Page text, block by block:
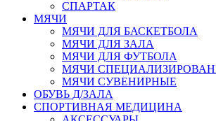
СПАРТАК
МЯЧИ
МЯЧИ ДЛЯ БАСКЕТБОЛА
МЯЧИ ДЛЯ ЗАЛА
МЯЧИ ДЛЯ ФУТБОЛА
МЯЧИ
МЯЧИ СУВЕНИРНЫЕ
ОБУВЬ Д/ЗАЛА
СПОРТИВНАЯ МЕДИЦИНА